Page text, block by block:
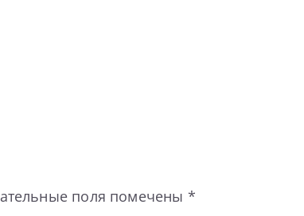
поля помечены *